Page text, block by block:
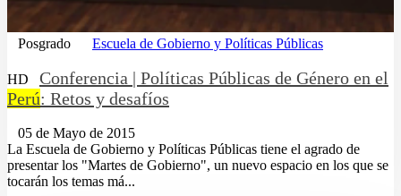
Posgrado Escuela de Gobierno y Políticas Públicas
HD
Conferencia | Políticas Públicas de Género en el
Perú: Retos y desafíos
05 de Mayo de 2015
La Escuela de Gobierno y Políticas Públicas tiene el agrado de
presentar los "Martes de Gobierno", un nuevo espacio en los que se
tocarán los temas má...